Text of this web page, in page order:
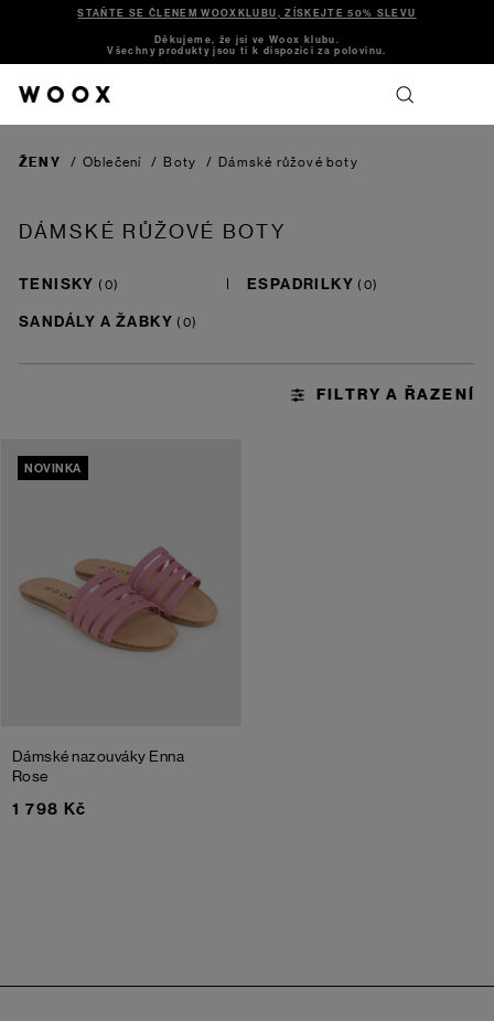
STAŇTE SE ČLENEM WOOXKLUBU, ZÍSKEJTE 50% SLEVU
Děkujeme, že jsi ve Woox klubu.
Všechny produkty jsou ti k dispozici za polovinu.
ŽENY / Oblečení / Boty / Dámské růžové boty
DÁMSKÉ RŮŽOVÉ BOTY
TENISKY
ESPADRILKY
SANDÁLY A ŽABKY
NOVINKA
Dámské nazouváky Enna
Rose
1 798 Kč